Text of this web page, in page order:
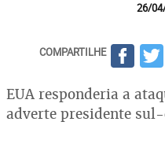
26/
COMPARTILHE
EUA responderia a
adverte presidente